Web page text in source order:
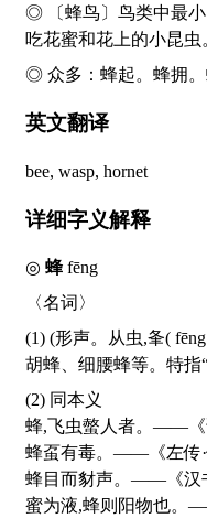
◎ 〔蜂鸟〕鸟类中最
吃花蜜和花上的小昆虫
◎ 众多： 蜂起。 蜂拥。
英文翻译
bee, wasp, hornet
详细字义解释
蜂 fēng
〈名词〉
(1) (形声。从虫,夆( fēng
胡蜂、细腰蜂等。特指
(2) 同本义
蜂,飞虫螫人者。——《
蜂虿有毒。——《左传·
蜂目而豺声。——《汉
蜜为液,蜂则阳物也。